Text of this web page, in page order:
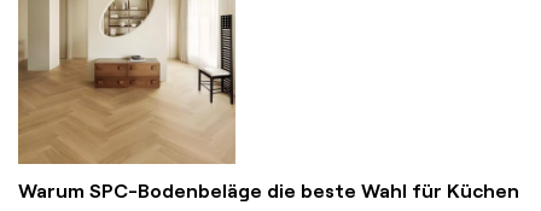
Warum SPC-Bodenbeläge die beste Wahl für Küchen